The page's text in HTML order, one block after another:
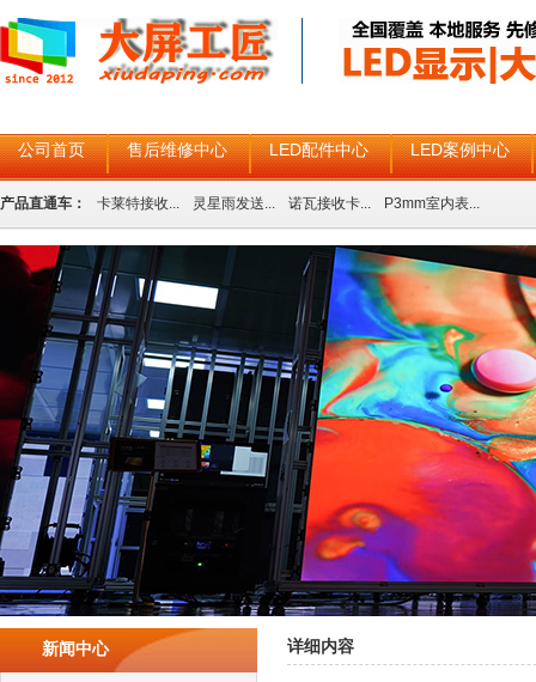
公司首页 售后维修中心 LED配件中心 LED案例中心
产品直通车： 卡莱特接收... 灵星雨发送... 诺瓦接收卡... P3mm室内表...
新闻中心 详细内容